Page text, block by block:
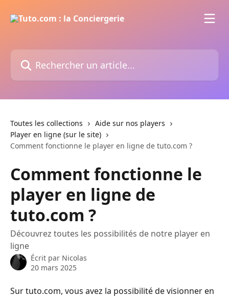
Rechercher un article...
Toutes les collections
Aide sur nos players
Player en ligne (sur le site)
Comment fonctionne le player en ligne de tuto.com ?
Comment fonctionne le
player en ligne de
tuto.com ?
Découvrez toutes les possibilités de notre player en
ligne
Écrit par Nicolas
20 mars 2025
Sur tuto.com, vous avez la possibilité de visionner en